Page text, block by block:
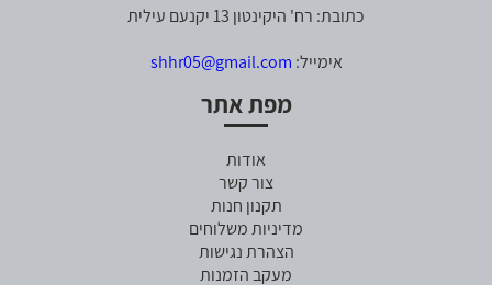
כתובת: רח' היקינטון 13 יקנעם עילית
אימייל: shhr05@gmail.com
מפת אתר
אודות
צור קשר
תקנון חנות
מדיניות משלוחים
הצהרת נגישות
מעקב הזמנות